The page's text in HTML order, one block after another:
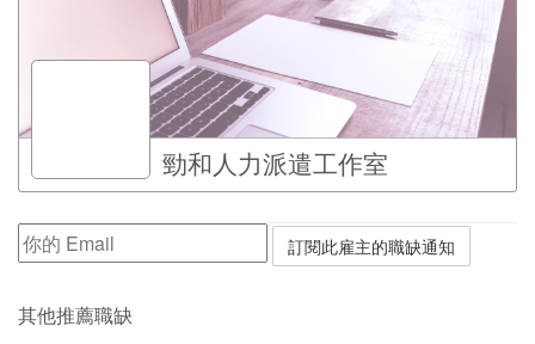
勁和人力派遣工作室
其他推薦職缺